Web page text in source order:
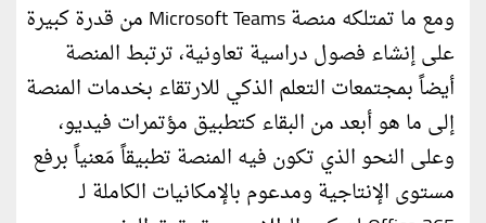
ومع ما تمتلكه منصة Microsoft Teams من قدرة كبيرة
على إنشاء فصول دراسية تعاونية، ترتبط المنصة
أيضاً بمجتمعات التعلم الذكي للارتقاء بخدمات المنصة
إلى ما هو أبعد من البقاء كتطبيق مؤتمرات فيديو،
وعلى النحو الذي تكون فيه المنصة تطبيقاً مَعنياً برفع
مستوى الإنتاجية ومدعوم بالإمكانيات الكاملة لـ